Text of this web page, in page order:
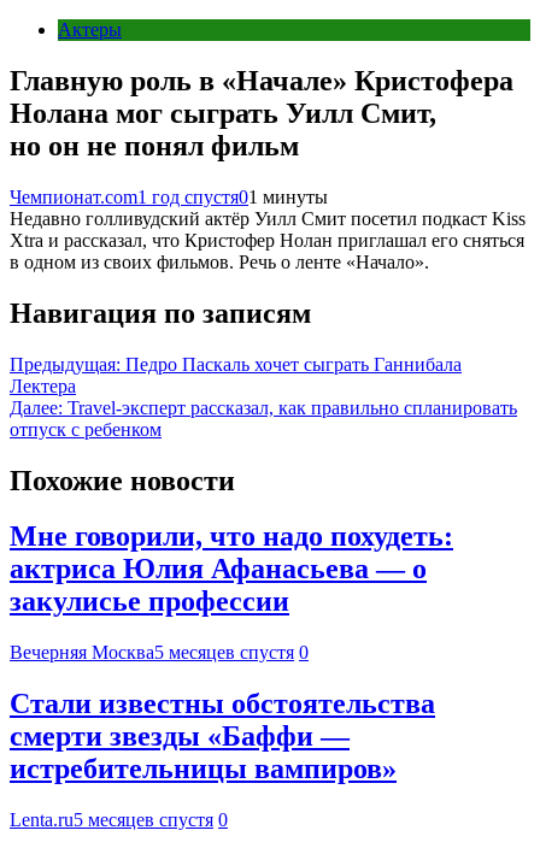
Актеры
Главную роль в «Начале» Кристофера
Нолана мог сыграть Уилл Смит,
но он не понял фильм
Чемпионат.com1 год спустя01 минуты
Недавно голливудский актёр Уилл Смит посетил подкаст Kiss
Xtra и рассказал, что Кристофер Нолан приглашал его сняться
в одном из своих фильмов. Речь о ленте «Начало».
Навигация по записям
Предыдущая: Педро Паскаль хочет сыграть Ганнибала
Лектера
Далее: Travel-эксперт рассказал, как правильно спланировать
отпуск с ребенком
Похожие новости
Мне говорили, что надо похудеть:
актриса Юлия Афанасьева — о
закулисье профессии
Вечерняя Москва5 месяцев спустя 0
Стали известны обстоятельства
смерти звезды «Баффи —
истребительницы вампиров»
Lenta.ru5 месяцев спустя 0